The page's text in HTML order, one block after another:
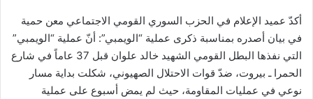
أكدّ عميد الإعلام في الحزب السوري القومي الاجتماعي معن حمية
في بيان أصدره بمناسبة ذكرى عملية “الويمبي”: أنّ عملية “الويمبي”
التي نفذها البطل القومي الشهيد خالد علوان قبل 37 عاماً في شارع
الحمرا ـ بيروت، ضدّ قوات الاحتلال الصهيوني، شكلت بداية مسار
نوعي في عمليات المقاومة، حيث لم يمض أسبوع على عملية